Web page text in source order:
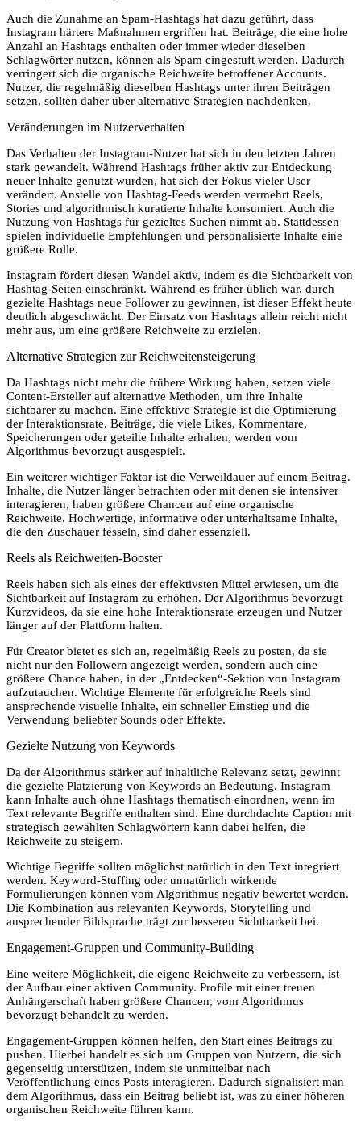
Auch die Zunahme an Spam-Hashtags hat dazu geführt, dass
Instagram härtere Maßnahmen ergriffen hat. Beiträge, die eine hohe
Anzahl an Hashtags enthalten oder immer wieder dieselben
Schlagwörter nutzen, können als Spam eingestuft werden. Dadurch
verringert sich die organische Reichweite betroffener Accounts.
Nutzer, die regelmäßig dieselben Hashtags unter ihren Beiträgen
setzen, sollten daher über alternative Strategien nachdenken.
Veränderungen im Nutzerverhalten
Das Verhalten der Instagram-Nutzer hat sich in den letzten Jahren
stark gewandelt. Während Hashtags früher aktiv zur Entdeckung
neuer Inhalte genutzt wurden, hat sich der Fokus vieler User
verändert. Anstelle von Hashtag-Feeds werden vermehrt Reels,
Stories und algorithmisch kuratierte Inhalte konsumiert. Auch die
Nutzung von Hashtags für gezieltes Suchen nimmt ab. Stattdessen
spielen individuelle Empfehlungen und personalisierte Inhalte eine
größere Rolle.
Instagram fördert diesen Wandel aktiv, indem es die Sichtbarkeit von
Hashtag-Seiten einschränkt. Während es früher üblich war, durch
gezielte Hashtags neue Follower zu gewinnen, ist dieser Effekt heute
deutlich abgeschwächt. Der Einsatz von Hashtags allein reicht nicht
mehr aus, um eine größere Reichweite zu erzielen.
Alternative Strategien zur Reichweitensteigerung
Da Hashtags nicht mehr die frühere Wirkung haben, setzen viele
Content-Ersteller auf alternative Methoden, um ihre Inhalte
sichtbarer zu machen. Eine effektive Strategie ist die Optimierung
der Interaktionsrate. Beiträge, die viele Likes, Kommentare,
Speicherungen oder geteilte Inhalte erhalten, werden vom
Algorithmus bevorzugt ausgespielt.
Ein weiterer wichtiger Faktor ist die Verweildauer auf einem Beitrag.
Inhalte, die Nutzer länger betrachten oder mit denen sie intensiver
interagieren, haben größere Chancen auf eine organische
Reichweite. Hochwertige, informative oder unterhaltsame Inhalte,
die den Zuschauer fesseln, sind daher essenziell.
Reels als Reichweiten-Booster
Reels haben sich als eines der effektivsten Mittel erwiesen, um die
Sichtbarkeit auf Instagram zu erhöhen. Der Algorithmus bevorzugt
Kurzvideos, da sie eine hohe Interaktionsrate erzeugen und Nutzer
länger auf der Plattform halten.
Für Creator bietet es sich an, regelmäßig Reels zu posten, da sie
nicht nur den Followern angezeigt werden, sondern auch eine
größere Chance haben, in der „Entdecken“-Sektion von Instagram
aufzutauchen. Wichtige Elemente für erfolgreiche Reels sind
ansprechende visuelle Inhalte, ein schneller Einstieg und die
Verwendung beliebter Sounds oder Effekte.
Gezielte Nutzung von Keywords
Da der Algorithmus stärker auf inhaltliche Relevanz setzt, gewinnt
die gezielte Platzierung von Keywords an Bedeutung. Instagram
kann Inhalte auch ohne Hashtags thematisch einordnen, wenn im
Text relevante Begriffe enthalten sind. Eine durchdachte Caption mit
strategisch gewählten Schlagwörtern kann dabei helfen, die
Reichweite zu steigern.
Wichtige Begriffe sollten möglichst natürlich in den Text integriert
werden. Keyword-Stuffing oder unnatürlich wirkende
Formulierungen können vom Algorithmus negativ bewertet werden.
Die Kombination aus relevanten Keywords, Storytelling und
ansprechender Bildsprache trägt zur besseren Sichtbarkeit bei.
Engagement-Gruppen und Community-Building
Eine weitere Möglichkeit, die eigene Reichweite zu verbessern, ist
der Aufbau einer aktiven Community. Profile mit einer treuen
Anhängerschaft haben größere Chancen, vom Algorithmus
bevorzugt behandelt zu werden.
Engagement-Gruppen können helfen, den Start eines Beitrags zu
pushen. Hierbei handelt es sich um Gruppen von Nutzern, die sich
gegenseitig unterstützen, indem sie unmittelbar nach
Veröffentlichung eines Posts interagieren. Dadurch signalisiert man
dem Algorithmus, dass ein Beitrag beliebt ist, was zu einer höheren
organischen Reichweite führen kann.